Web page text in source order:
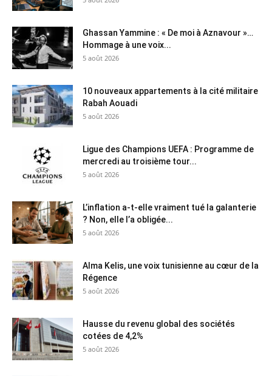
Ghassan Yammine : « De moi à Aznavour »…
Hommage à une voix...
5 août 2026
10 nouveaux appartements à la cité militaire
Rabah Aouadi
5 août 2026
Ligue des Champions UEFA : Programme de
mercredi au troisième tour...
5 août 2026
L’inflation a-t-elle vraiment tué la galanterie
? Non, elle l’a obligée...
5 août 2026
Alma Kelis, une voix tunisienne au cœur de la
Régence
5 août 2026
Hausse du revenu global des sociétés
cotées de 4,2%
5 août 2026